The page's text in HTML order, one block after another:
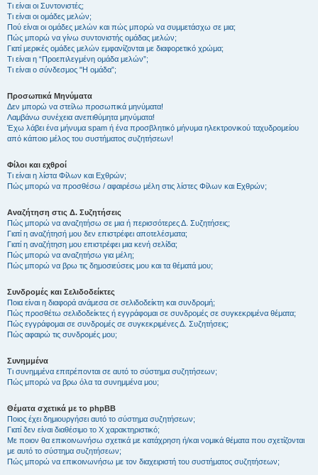
Τι είναι οι Συντονιστές;
Τι είναι οι ομάδες μελών;
Πού είναι οι ομάδες μελών και πώς μπορώ να συμμετάσχω σε μια;
Πώς μπορώ να γίνω συντονιστής ομάδας μελών;
Γιατί μερικές ομάδες μελών εμφανίζονται με διαφορετικό χρώμα;
Τι είναι η “Προεπιλεγμένη ομάδα μελών”;
Τι είναι ο σύνδεσμος "Η ομάδα”;
Προσωπικά Μηνύματα
Δεν μπορώ να στείλω προσωπικά μηνύματα!
Λαμβάνω συνέχεια ανεπιθύμητα μηνύματα!
Έχω λάβει ένα μήνυμα spam ή ένα προσβλητικό μήνυμα ηλεκτρονικού ταχυδρομείου
από κάποιο μέλος του συστήματος συζητήσεων!
Φίλοι και εχθροί
Τι είναι η λίστα Φίλων και Εχθρών;
Πώς μπορώ να προσθέσω / αφαιρέσω μέλη στις λίστες Φίλων και Εχθρών;
Αναζήτηση στις Δ. Συζητήσεις
Πώς μπορώ να αναζητήσω σε μια ή περισσότερες Δ. Συζητήσεις;
Γιατί η αναζήτησή μου δεν επιστρέφει αποτελέσματα;
Γιατί η αναζήτηση μου επιστρέφει μια κενή σελίδα;
Πώς μπορώ να αναζητήσω για μέλη;
Πώς μπορώ να βρω τις δημοσιεύσεις μου και τα θέματά μου;
Συνδρομές και Σελιδοδείκτες
Ποια είναι η διαφορά ανάμεσα σε σελιδοδείκτη και συνδρομή;
Πώς προσθέτω σελιδοδείκτες ή εγγράφομαι σε συνδρομές σε συγκεκριμένα θέματα;
Πώς εγγράφομαι σε συνδρομές σε συγκεκριμένες Δ. Συζητήσεις;
Πώς αφαιρώ τις συνδρομές μου;
Συνημμένα
Τι συνημμένα επιτρέπονται σε αυτό το σύστημα συζητήσεων;
Πώς μπορώ να βρω όλα τα συνημμένα μου;
Θέματα σχετικά με το phpBB
Ποιος έχει δημιουργήσει αυτό το σύστημα συζητήσεων;
Γιατί δεν είναι διαθέσιμο το Χ χαρακτηριστικό;
Με ποιον θα επικοινωνήσω σχετικά με κατάχρηση ή/και νομικά θέματα που σχετίζονται
με αυτό το σύστημα συζητήσεων;
Πώς μπορώ να επικοινωνήσω με τον διαχειριστή του συστήματος συζητήσεων;